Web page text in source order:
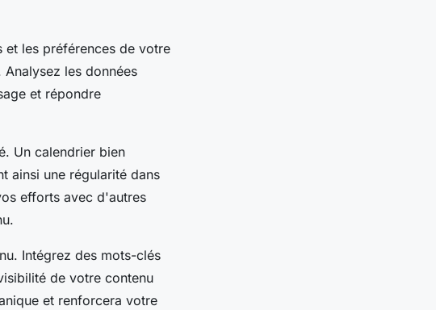
et les préférences de votre
les données
et répondre
Un calendrier bien
ainsi une régularité dans
efforts avec d'autres
Intégrez des mots-clés
de votre contenu
et renforcera votre